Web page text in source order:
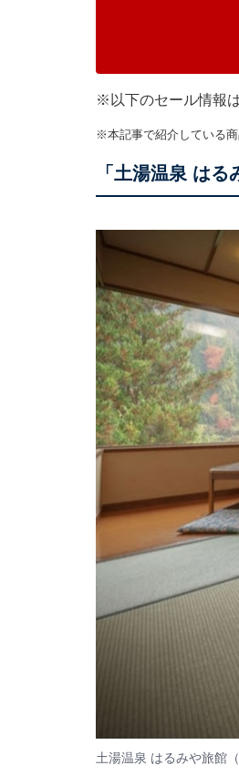
※以下のセール情報
※本記事で紹介している
「土湯温泉 はる
土湯温泉 はるみや旅館